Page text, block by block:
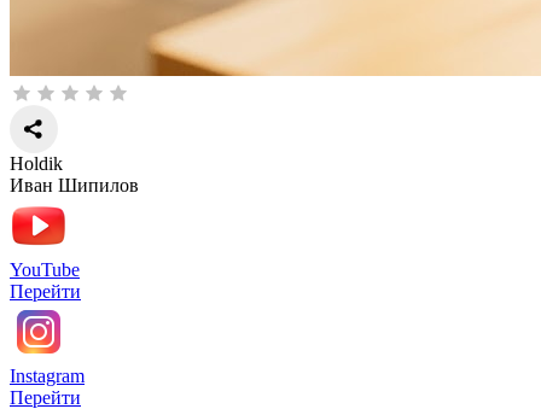
Holdik
Иван Шипилов
YouTube
Перейти
Instagram
Перейти